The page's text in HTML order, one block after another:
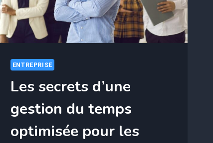
ENTREPRISE
Les secrets d’une
gestion du temps
optimisée pour les